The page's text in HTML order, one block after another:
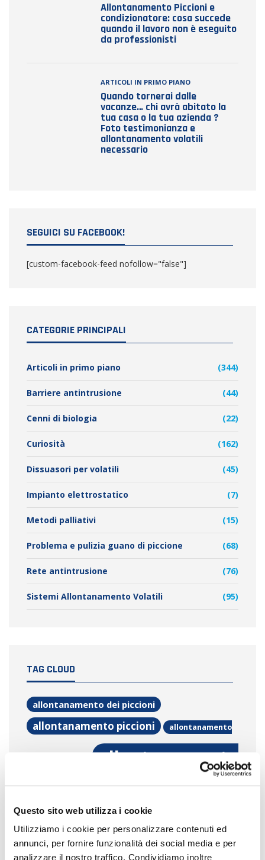
Questo sito web utilizza i cookie
Utilizziamo i cookie per personalizzare contenuti ed
annunci, per fornire funzionalità dei social media e per
analizzare il nostro traffico. Condividiamo inoltre
Allontanamento Piccioni e
condizionatore: cosa succede
quando il lavoro non è eseguito
da professionisti
ARTICOLI IN PRIMO PIANO
Quando tornerai dalle
vacanze… chi avrà abitato la
tua casa o la tua azienda ?
Foto testimonianza e
allontanamento volatili
necessario
SEGUICI SU FACEBOOK!
[custom-facebook-feed nofollow="false"]
CATEGORIE PRINCIPALI
Articoli in primo piano (344)
Barriere antintrusione (44)
Cenni di biologia (22)
Curiosità (162)
Dissuasori per volatili (45)
Impianto elettrostatico (7)
Metodi palliativi (15)
Problema e pulizia guano di piccione (68)
Rete antintrusione (76)
Sistemi Allontanamento Volatili (95)
TAG CLOUD
allontanamento dei piccioni
allontanamento piccioni allontanamento
allontanamento
bonifica